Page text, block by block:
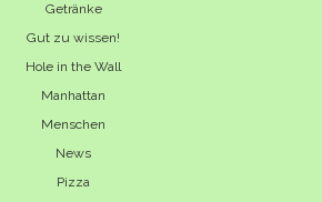
Getränke
Gut zu wissen!
Hole in the Wall
Manhattan
Menschen
News
Pizza